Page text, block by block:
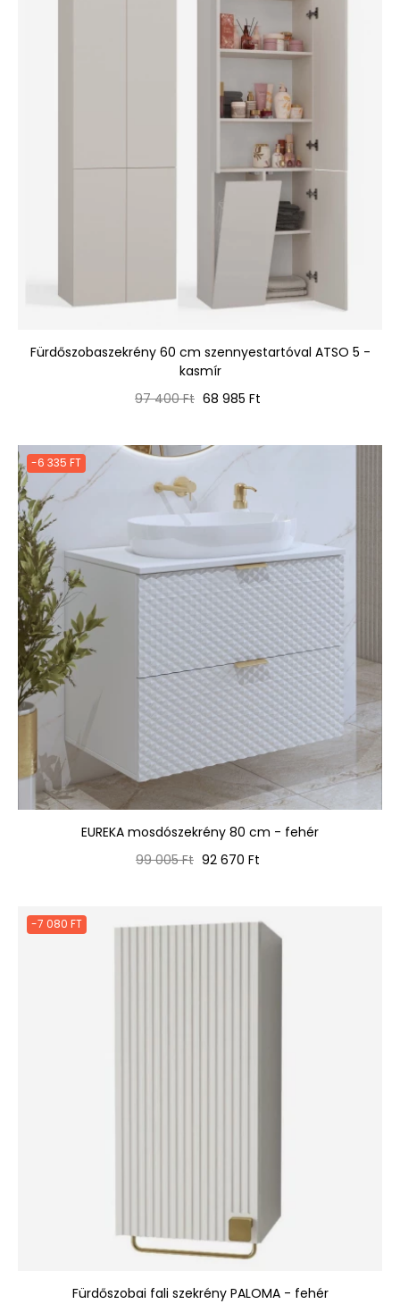
Fürdőszobaszekrény 60 cm szennyestartóval ATSO 5 -
kasmír
Normál
97 400 Ft Ár
68 985 Ft
-6 335 FT
EUREKA mosdószekrény 80 cm - fehér
Normál
99 005 Ft Ár
92 670 Ft
-7 080 FT
Fürdőszobai fali szekrény PALOMA - fehér